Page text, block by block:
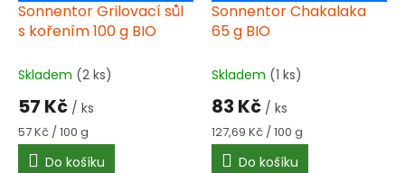
Sonnentor Grilovací sůl
s kořením 100 g BIO
Skladem (2 ks)
57 Kč / ks
Měrná
cena:
57 Kč / 100 g
Do košíku
Sonnentor Chakalaka
65 g BIO
Skladem (1 ks)
83 Kč / ks
Měrná
cena:
127,69 Kč / 100 g
Do košíku